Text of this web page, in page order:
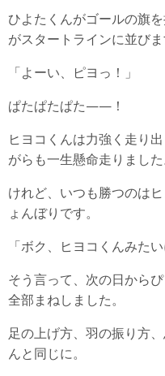
ひよたくんがゴールの旗
がスタートラインに並びま
「よーい、ピヨっ！」
ぱたぱたぱた——！
ヒヨコくんは力強く走り
がらも一生懸命走りました
けれど、いつも勝つのは
ょんぼりです。
「ボク、ヒヨコくんみた
そう言って、次の日から
全部まねしました。
足の上げ方、羽の振り方
んと同じに。